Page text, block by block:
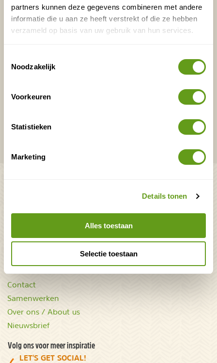
partners kunnen deze gegevens combineren met andere
informatie die u aan ze heeft verstrekt of die ze hebben
verzameld op basis van uw gebruik van hun services.
Noodzakelijk
Voorkeuren
Statistieken
Marketing
Details tonen
Alles toestaan
Selectie toestaan
E-mailadres* Waar ligt je interesse?
Uitrusting
NatureScanner
Contact
Samenwerken
Over ons / About us
Nieuwsbrief
Volg ons voor meer inspiratie
LET'S GET SOCIAL!